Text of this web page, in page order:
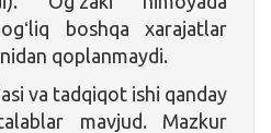
boshqa xarajatlar
qoplanmaydi.
va tadqiqot ishi qanday
mavjud. Mazkur